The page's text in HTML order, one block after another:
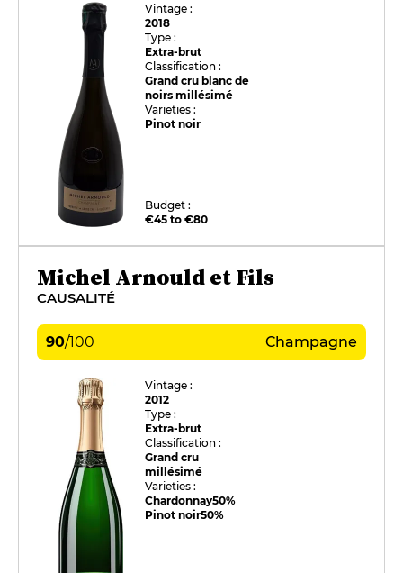
Vintage :
2018
Type :
Extra-brut
Classification :
Grand cru blanc de
noirs millésimé
Varieties :
Pinot noir
Budget :
€45 to €80
Michel Arnould et Fils
CAUSALITÉ
90/100 Champagne
Vintage :
2012
Type :
Extra-brut
Classification :
Grand cru
millésimé
Varieties :
Chardonnay50%
Pinot noir50%